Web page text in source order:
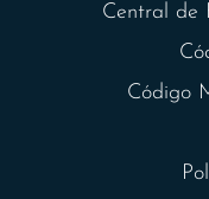
Central de
Código